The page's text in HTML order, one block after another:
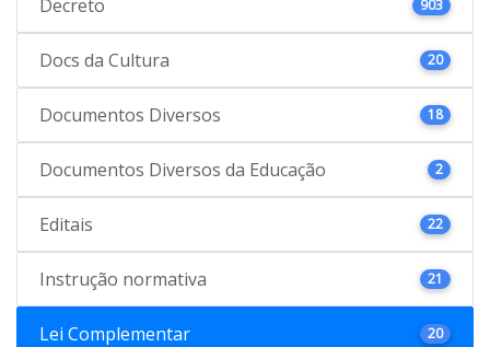
Decreto 903
Docs da Cultura 20
Documentos Diversos 18
Documentos Diversos da Educação 2
Editais 22
Instrução normativa 21
Lei Complementar 20